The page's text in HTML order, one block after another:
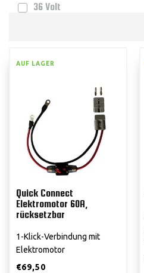
36 Volt
AUF LAGER
Quick Connect
Elektromotor 60A,
rücksetzbar
1-Klick-Verbindung mit
Elektromotor
€69,50